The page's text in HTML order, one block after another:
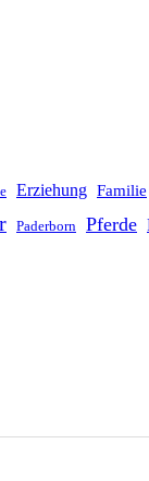
Erziehung Familie
Paderborn Pferde